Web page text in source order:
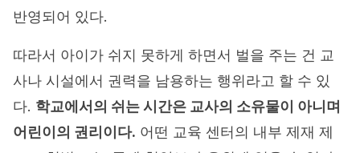
반영되어 있다.
따라서 아이가 쉬지 못하게 하면서 벌을 주는 건 교
사나 시설에서 권력을 남용하는 행위라고 할 수 있
다. 학교에서의 쉬는 시간은 교사의 소유물이 아니며
어린이의 권리이다. 어떤 교육 센터의 내부 제재 제